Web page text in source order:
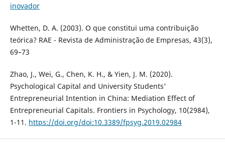
inovador
Whetten, D. A. (2003). O que constitui uma contribuição
teórica? RAE - Revista de Administração de Empresas, 43(3),
69–73
Zhao, J., Wei, G., Chen, K. H., & Yien, J. M. (2020).
Psychological Capital and University Students'
Entrepreneurial Intention in China: Mediation Effect of
Entrepreneurial Capitals. Frontiers in Psychology, 10(2984),
1-11. https://doi.org/doi:10.3389/fpsyg.2019.02984